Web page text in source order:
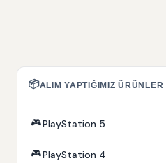
📦ALIM YAPTIĞIMIZ ÜRÜNLER
🎮PlayStation 5
🎮PlayStation 4